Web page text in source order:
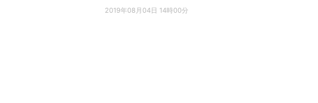
2019年08月04日 14時00分